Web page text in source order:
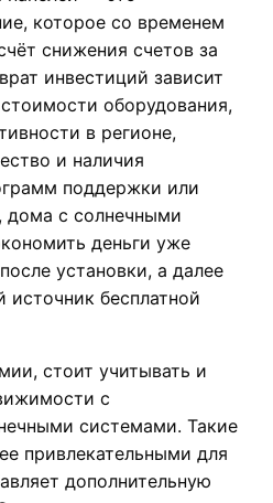
которое со временем
снижения счетов за
инвестиций зависит
оборудования,
в регионе,
и наличия
поддержки или
дома с солнечными
деньги уже
установки, а далее
источник бесплатной
стоит учитывать и
с
системами. Такие
привлекательными для
дополнительную